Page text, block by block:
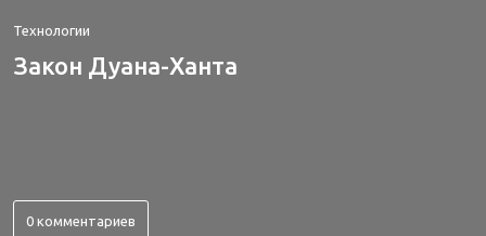
Технологии
Закон Дуана-Ханта
0 комментариев